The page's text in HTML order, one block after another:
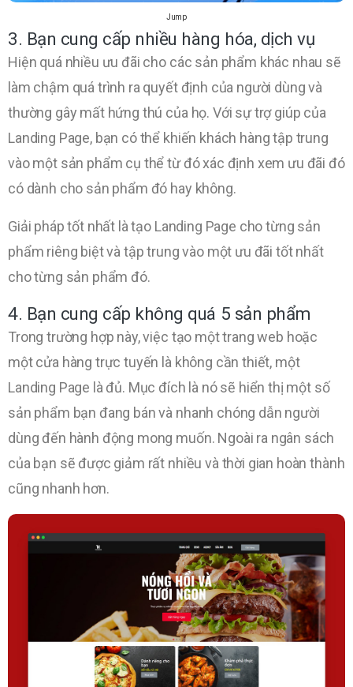
Jump
3. Bạn cung cấp nhiều hàng hóa, dịch vụ
Hiện quá nhiều ưu đãi cho các sản phẩm khác nhau sẽ
làm chậm quá trình ra quyết định của người dùng và
thường gây mất hứng thú của họ. Với sự trợ giúp của
Landing Page, bạn có thể khiến khách hàng tập trung
vào một sản phẩm cụ thể từ đó xác định xem ưu đãi đó
có dành cho sản phẩm đó hay không.
Giải pháp tốt nhất là tạo Landing Page cho từng sản
phẩm riêng biệt và tập trung vào một ưu đãi tốt nhất
cho từng sản phẩm đó.
4. Bạn cung cấp không quá 5 sản phẩm
Trong trường hợp này, việc tạo một trang web hoặc
một cửa hàng trực tuyến là không cần thiết, một
Landing Page là đủ. Mục đích là nó sẽ hiển thị một số
sản phẩm bạn đang bán và nhanh chóng dẫn người
dùng đến hành động mong muốn. Ngoài ra ngân sách
của bạn sẽ được giảm rất nhiều và thời gian hoàn thành
cũng nhanh hơn.